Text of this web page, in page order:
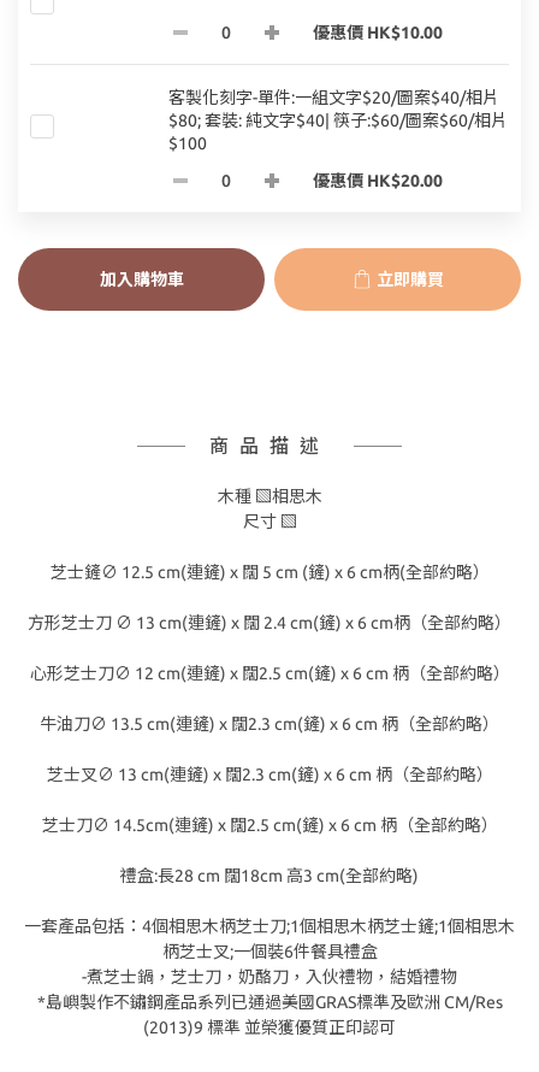
優惠價 HK$10.00
客製化刻字-單件:一組文字$20/圖案$40/相片
$80; 套裝: 純文字$40| 筷子:$60/圖案$60/相片
$100
優惠價 HK$20.00
加入購物車 立即購買
商品描述
木種 ▧相思木
尺寸 ▧
芝士鏟∅ 12.5 cm(連鏟) x 闊 5 cm (鏟) x 6 cm柄(全部約略）
方形芝士刀 ∅ 13 cm(連鏟) x 闊 2.4 cm(鏟) x 6 cm柄（全部約略）
心形芝士刀∅ 12 cm(連鏟) x 闊2.5 cm(鏟) x 6 cm 柄（全部約略）
牛油刀∅ 13.5 cm(連鏟) x 闊2.3 cm(鏟) x 6 cm 柄（全部約略）
芝士叉∅ 13 cm(連鏟) x 闊2.3 cm(鏟) x 6 cm 柄（全部約略）
芝士刀∅ 14.5cm(連鏟) x 闊2.5 cm(鏟) x 6 cm 柄（全部約略）
禮盒:長28 cm 闊18cm 高3 cm(全部約略)
一套產品包括：4個相思木柄芝士刀;1個相思木柄芝士鏟;1個相思木
柄芝士叉;一個裝6件餐具禮盒
-煮芝士鍋，芝士刀，奶酪刀，入伙禮物，結婚禮物
*島嶼製作不鏽鋼產品系列已通過美國GRAS標準及歐洲 CM/Res
(2013)9 標準 並榮獲優質正印認可